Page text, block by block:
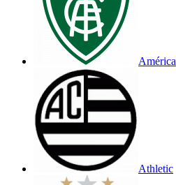
América
Athletic